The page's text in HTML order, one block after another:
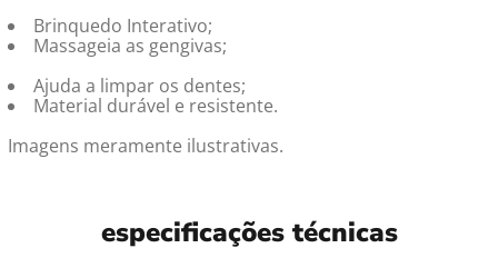
Brinquedo Interativo;
Massageia as gengivas;
Ajuda a limpar os dentes;
Material durável e resistente.
Imagens meramente ilustrativas.
especificações técnicas